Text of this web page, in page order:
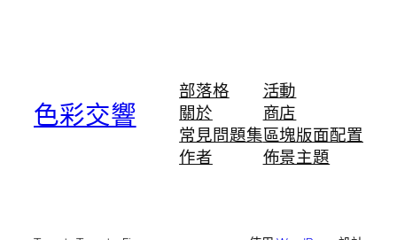
色彩交響
部落格
關於
常見問題集
作者
活動
商店
區塊版面配置
佈景主題